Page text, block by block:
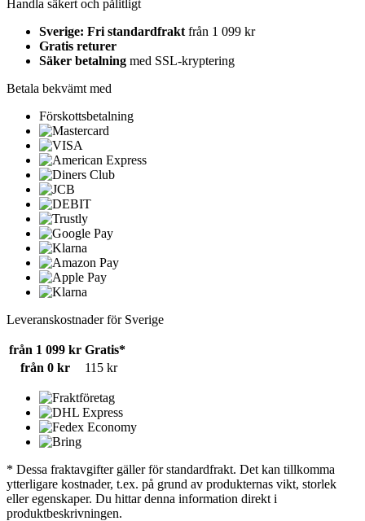
Handla säkert och pålitligt
Sverige: Fri standardfrakt från 1 099 kr
Gratis returer
Säker betalning med SSL-kryptering
Betala bekvämt med
Förskottsbetalning
Leveranskostnader för Sverige
från 1 099 kr Gratis*
från 0 kr
115 kr
* Dessa fraktavgifter gäller för standardfrakt. Det kan tillkomma
ytterligare kostnader, t.ex. på grund av produkternas vikt, storlek
eller egenskaper. Du hittar denna information direkt i
produktbeskrivningen.